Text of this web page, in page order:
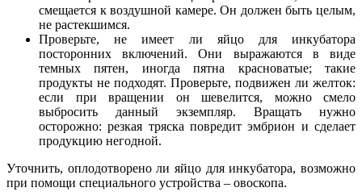
смещается к воздушной камере. Он должен быть целым,
не растекшимся.
Проверьте, не имеет ли яйцо для инкубатора
посторонних включений. Они выражаются в виде
темных пятен, иногда пятна красноватые; такие
продукты не подходят. Проверьте, подвижен ли желток:
если при вращении он шевелится, можно смело
выбросить данный экземпляр. Вращать нужно
осторожно: резкая тряска повредит эмбрион и сделает
продукцию негодной.
Уточнить, оплодотворено ли яйцо для инкубатора, возможно
при помощи специального устройства – овоскопа.